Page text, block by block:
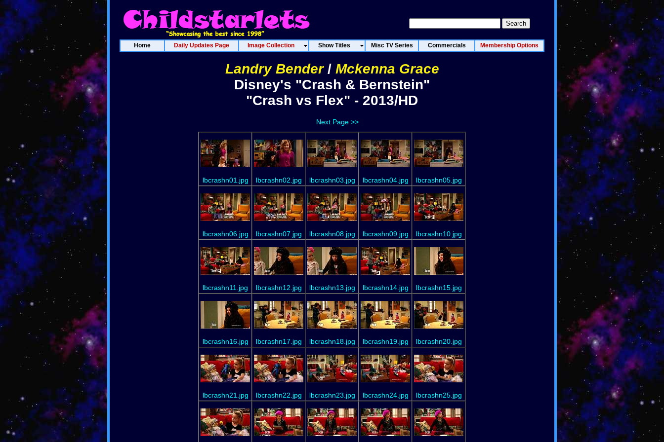
Home Daily Updates Page Image Collection Show Titles Misc TV Series Commercials Membership Options
Landry Bender/ Mckenna Grace
Disney's "Crash & Bernstein"
"Crash vs Flex" - 2013/HD
Next Page >>
lbcrashn01.jpg lbcrashn02.jpg lbcrashn03.jpg lbcrashn04.jpg lbcrashn05.jpg
lbcrashn06.jpg lbcrashn07.jpg lbcrashn08.jpg lbcrashn09.jpg lbcrashn10.jpg
lbcrashn11.jpg lbcrashn12.jpg lbcrashn13.jpg lbcrashn14.jpg lbcrashn15.jpg
lbcrashn16.jpg lbcrashn17.jpg lbcrashn18.jpg lbcrashn19.jpg lbcrashn20.jpg
lbcrashn21.jpg lbcrashn22.jpg lbcrashn23.jpg lbcrashn24.jpg lbcrashn25.jpg